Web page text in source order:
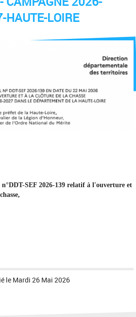
HAUTE-LOIRE
SEF 2026-139 relatif à l'ouverture et
le Mardi 26 Mai 2026